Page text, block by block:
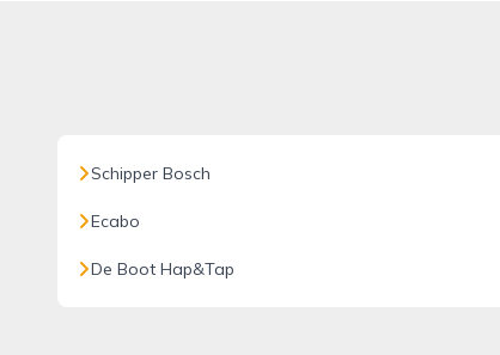
Schipper Bosch
Ecabo
De Boot Hap&Tap